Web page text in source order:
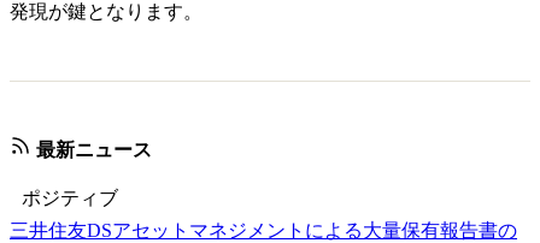
発現が鍵となります。
最新ニュース
ポジティブ
三井住友DSアセットマネジメントによる大量保有報告書の